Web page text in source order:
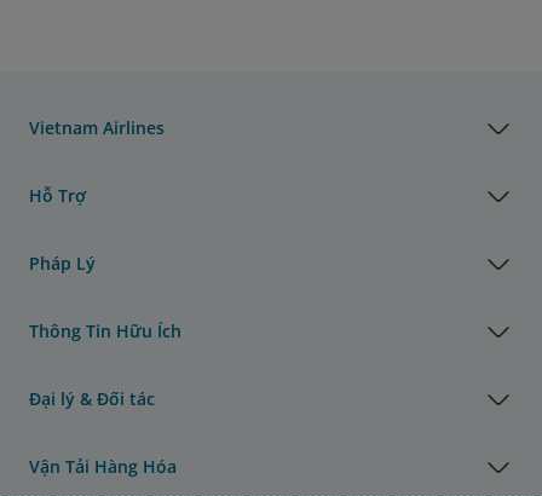
Vietnam Airlines
Hỗ Trợ
Pháp Lý
Thông Tin Hữu Ích
Đại lý & Đối tác
Vận Tải Hàng Hóa